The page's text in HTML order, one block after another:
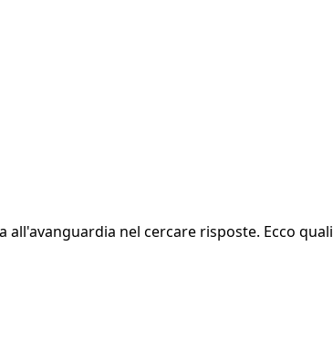
nel cercare risposte. Ecco quali